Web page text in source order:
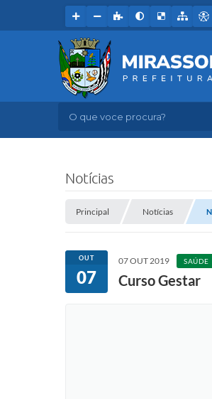
O que voce procura?
Notícias
Principal Notícias
OUT
07
07 OUT 2019 SAÚDE
Curso Gestar